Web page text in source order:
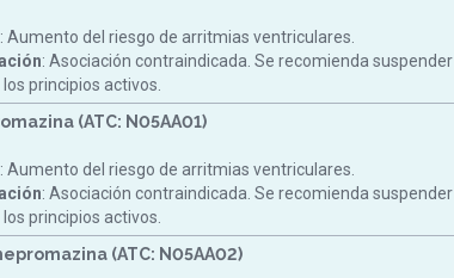
: Aumento del riesgo de arritmias ventriculares.
: Asociación contraindicada. Se recomienda suspender
principios activos.
(ATC: N05AA01)
: Aumento del riesgo de arritmias ventriculares.
: Asociación contraindicada. Se recomienda suspender
principios activos.
(ATC: N05AA02)